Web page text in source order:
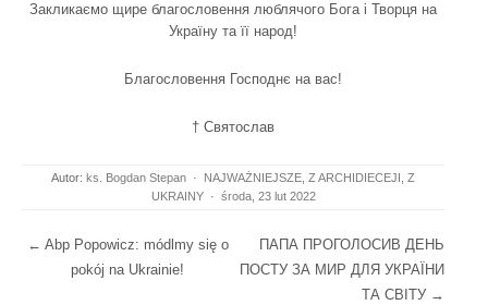
Закликаємо щире благословення люблячого Бога і Творця на
Україну та її народ!
Благословення Господнє на вас!
† Святослав
Autor: ks. Bogdan Stepan · NAJWAŻNIEJSZE Z ARCHIDIECEJI
Z
UKRAINY
· środa, 23 lut 2022
Post navigation
← Abp Popowicz: módlmy się o
pokój na Ukrainie!
ПАПА ПРОГОЛОСИВ ДЕНЬ
ПОСТУ ЗА МИР ДЛЯ УКРАЇНИ
ТА СВІТУ →